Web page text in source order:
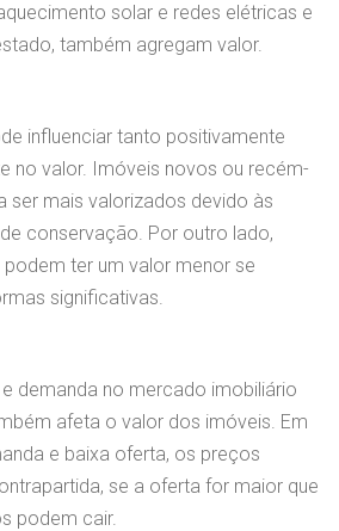
solar e redes elétricas e
também agregam valor.
influenciar tanto positivamente
no valor. Imóveis novos ou recém-
ser mais valorizados devido às
conservação. Por outro lado,
ter um valor menor se
significativas.
demanda no mercado imobiliário
afeta o valor dos imóveis. Em
e baixa oferta, os preços
se a oferta for maior que
podem cair.